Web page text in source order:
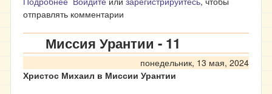
отправлять комментарии
Миссия Урантии - 11
понедельник, 13 мая, 2024
Христос Михаил в Миссии Урантии